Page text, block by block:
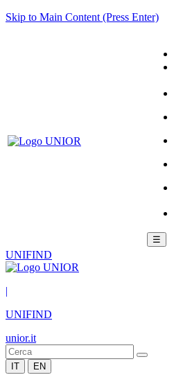
Skip to Main Content (Press Enter)
☰
UNIFIND
|
UNIFIND
unior.it
IT EN